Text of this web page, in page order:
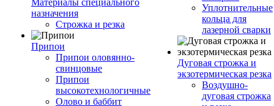
Материалы специального
назначения
Строжка и резка
Припои
Припои оловянно-
свинцовые
Припои
высокотехнологичные
Олово и баббит
Уплотнительные
кольца для
лазерной сварки
Дуговая строжка и
экзотермическая резка
Воздушно-
дуговая строжка